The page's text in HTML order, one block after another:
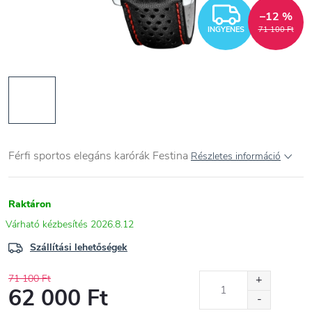
INGYENES 71 100 Ft
–12 %
Férfi sportos elegáns karórák Festina Részletes információ
Raktáron
2026.8.12
Szállítási lehetőségek
71 100 Ft
62 000 Ft